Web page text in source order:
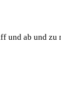
und ab und